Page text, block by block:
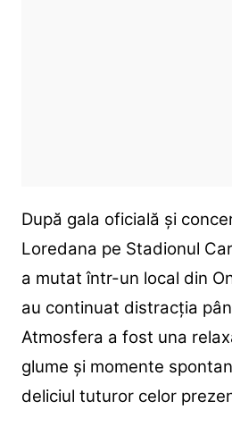
După gala oficială și
Loredana pe Stadionul
a mutat într-un local din
au continuat distracția
Atmosfera a fost una
glume și momente
deliciul tuturor celor